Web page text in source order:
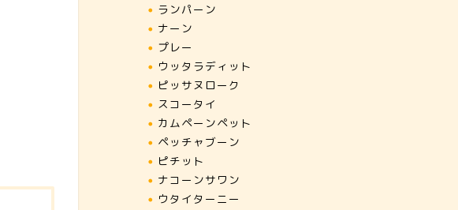
ランパーン
ナーン
プレー
ウッタラディット
ピッサヌローク
スコータイ
カムペーンペット
ペッチャブーン
ピチット
ナコーンサワン
ウタイターニー